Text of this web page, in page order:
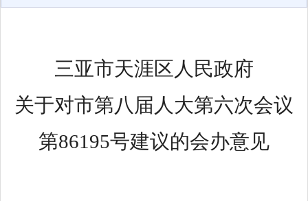
三亚市天涯区人民政府
关于对市第八届人大第六次会议
第86195号建议的会办意见